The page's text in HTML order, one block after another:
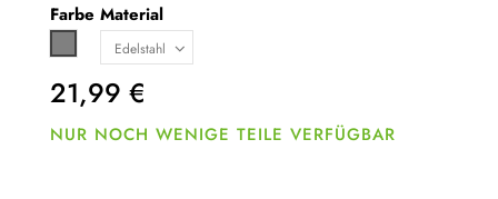
Farbe Material
21,99 €
NUR NOCH WENIGE TEILE VERFÜGBAR